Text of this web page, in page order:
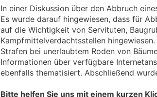
Weil wir durch zwei Mal
keinen Großeltern in der Nähe so
fragen, ob wir irgendetwas noch nicht
Bisher haben wir erledigt bzw. bereits
Abbau Stromzähler und Demontage
Gas
In einer Diskussion über den Abbruch
Es wurde darauf hingewiesen, dass für
auf die Wichtigkeit von Servituten,
Kampfmittelverdachtsstellen
Strafen bei unerlaubtem Roden von
Informationen über verfügbare
ebenfalls thematisiert. Abschließend
Bitte helfen Sie uns mit einem kurzen